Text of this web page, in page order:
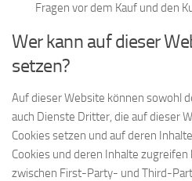
Fragen vor dem Kauf und den
Wer kann auf dieser
setzen?
Auf dieser Website können sowohl
auch Dienste Dritter, die auf dieser
Cookies setzen und auf deren
Cookies und deren Inhalte
zwischen First-Party- und Third-